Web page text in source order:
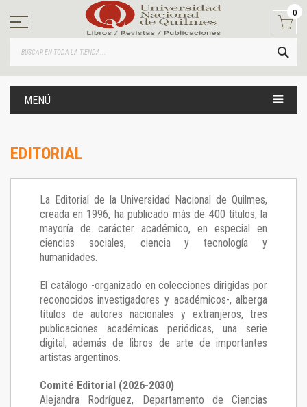
contenido
0
MENÚ
EDITORIAL
La Editorial de la Universidad Nacional de Quilmes,
creada en 1996, ha publicado más de 400 títulos, la
mayoría de carácter académico, en especial en
ciencias sociales, ciencia y tecnología y
humanidades.
El catálogo -organizado en colecciones dirigidas por
reconocidos investigadores y académicos-, alberga
títulos de autores nacionales y extranjeros, tres
publicaciones académicas periódicas, una serie
digital, además de libros de arte de importantes
artistas argentinos.
Comité Editorial (2026-2030)
Alejandra Rodríguez, Departamento de Ciencias